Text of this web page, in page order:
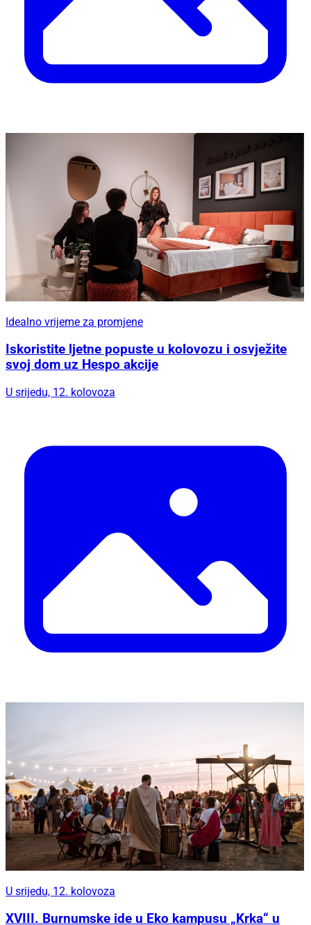
Idealno vrijeme za promjene
Iskoristite ljetne popuste u kolovozu i osvježite
svoj dom uz Hespo akcije
U srijedu, 12. kolovoza
U srijedu, 12. kolovoza
XVIII. Burnumske ide u Eko kampusu „Krka“ u